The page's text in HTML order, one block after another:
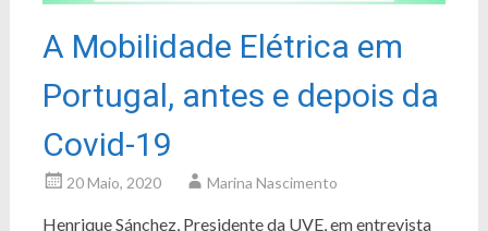
A Mobilidade Elétrica em
Portugal, antes e depois da
Covid-19
20 Maio, 2020 Marina Nascimento
Henrique Sánchez, Presidente da UVE, em entrevista